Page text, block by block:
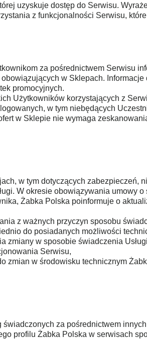
uzyskuje dostęp do Serwisu.
z funkcjonalności Serwisu,
za pośrednictwem Serwisu
w Sklepach.
promocyjnych.
Użytkowników korzystających z
w tym niebędących
w Sklepie nie wymaga
w tym dotyczących zabezpieczeń,
W okresie obowiązywania umowy
Żabka Polska poinformuje o
z ważnych przyczyn sposobu
do posiadanych możliwości
zmiany w sposobie świadczenia
Serwisu,
zmian w środowisku technicznym
za pośrednictwem
profilu Żabka Polska w serwisach